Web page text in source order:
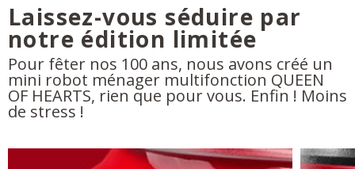
Laissez-vous séduire par
notre édition limitée
Pour fêter nos 100 ans, nous avons créé un
mini robot ménager multifonction QUEEN
OF HEARTS, rien que pour vous. Enfin ! Moins
de stress !